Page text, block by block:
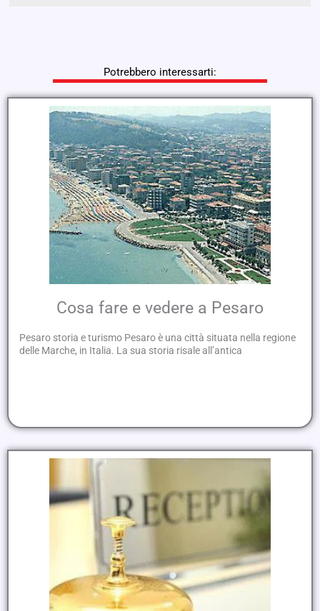
Potrebbero interessarti:
Cosa fare e vedere a Pesaro
Pesaro storia e turismo Pesaro è una città situata nella regione
delle Marche, in Italia. La sua storia risale all’antica